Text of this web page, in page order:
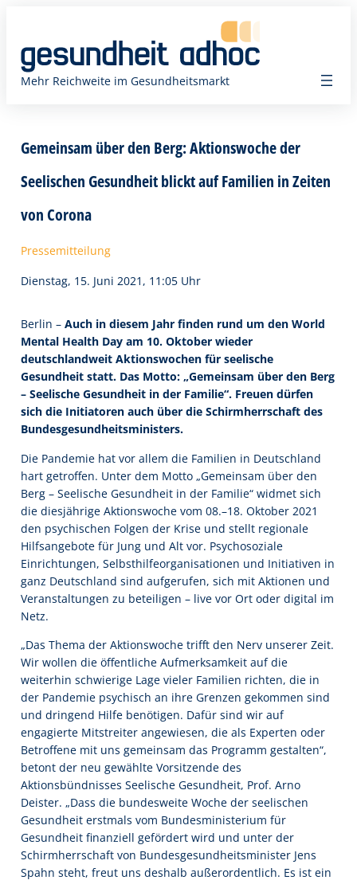
springen
Mehr Reichweite im Gesundheitsmarkt
Gemeinsam über den Berg: Aktionswoche der
Seelischen Gesundheit blickt auf Familien in Zeiten
von Corona
Pressemitteilung
Dienstag, 15. Juni 2021, 11:05 Uhr
Berlin – Auch in diesem Jahr finden rund um den World
Mental Health Day am 10. Oktober wieder
deutschlandweit Aktionswochen für seelische
Gesundheit statt. Das Motto: „Gemeinsam über den Berg
– Seelische Gesundheit in der Familie“. Freuen dürfen
sich die Initiatoren auch über die Schirmherrschaft des
Bundesgesundheitsministers.
Die Pandemie hat vor allem die Familien in Deutschland
hart getroffen. Unter dem Motto „Gemeinsam über den
Berg – Seelische Gesundheit in der Familie“ widmet sich
die diesjährige Aktionswoche vom 08.–18. Oktober 2021
den psychischen Folgen der Krise und stellt regionale
Hilfsangebote für Jung und Alt vor. Psychosoziale
Einrichtungen, Selbsthilfeorganisationen und Initiativen in
ganz Deutschland sind aufgerufen, sich mit Aktionen und
Veranstaltungen zu beteiligen – live vor Ort oder digital im
Netz.
„Das Thema der Aktionswoche trifft den Nerv unserer Zeit.
Wir wollen die öffentliche Aufmerksamkeit auf die
weiterhin schwierige Lage vieler Familien richten, die in
der Pandemie psychisch an ihre Grenzen gekommen sind
und dringend Hilfe benötigen. Dafür sind wir auf
engagierte Mitstreiter angewiesen, die als Experten oder
Betroffene mit uns gemeinsam das Programm gestalten“,
betont der neu gewählte Vorsitzende des
Aktionsbündnisses Seelische Gesundheit, Prof. Arno
Deister. „Dass die bundesweite Woche der seelischen
Gesundheit erstmals vom Bundesministerium für
Gesundheit finanziell gefördert wird und unter der
Schirmherrschaft von Bundesgesundheitsminister Jens
Spahn steht, freut uns deshalb außerordentlich. Es ist ein